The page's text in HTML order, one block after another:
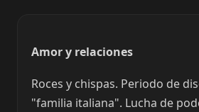
Amor y relaciones
Roces y chispas. Periodo de
"familia italiana". Lucha de